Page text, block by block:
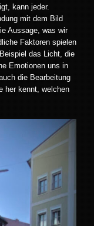
kann jeder.
mit dem Bild
Aussage, was wir
Faktoren spielen
das Licht, die
Emotionen uns in
die Bearbeitung
her kennt, welchen